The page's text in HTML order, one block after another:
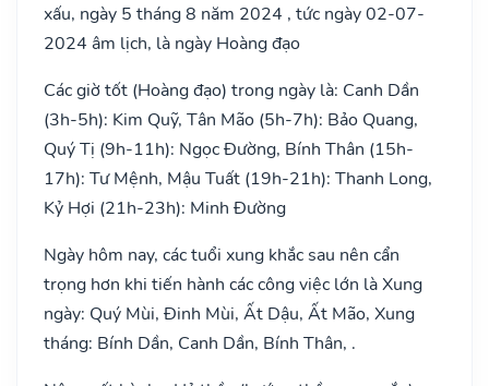
xấu, ngày 5 tháng 8 năm 2024 , tức ngày 02-07-
2024 âm lịch, là ngày Hoàng đạo
Các giờ tốt (Hoàng đạo) trong ngày là: Canh Dần
(3h-5h): Kim Quỹ, Tân Mão (5h-7h): Bảo Quang,
Quý Tị (9h-11h): Ngọc Đường, Bính Thân (15h-
17h): Tư Mệnh, Mậu Tuất (19h-21h): Thanh Long,
Kỷ Hợi (21h-23h): Minh Đường
Ngày hôm nay, các tuổi xung khắc sau nên cẩn
trọng hơn khi tiến hành các công việc lớn là Xung
ngày: Quý Mùi, Đinh Mùi, Ất Dậu, Ất Mão, Xung
tháng: Bính Dần, Canh Dần, Bính Thân, .